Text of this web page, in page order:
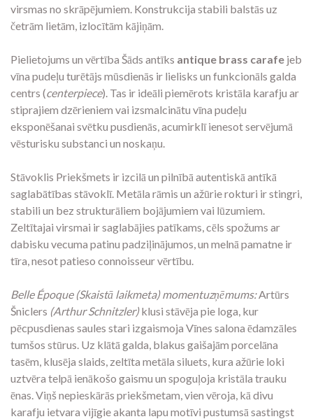
virsmas no skrāpējumiem. Konstrukcija stabili balstās uz
četrām lietām, izlocītām kājiņām.
Pielietojums un vērtība Šāds antīks antique brass carafe jeb
vīna pudeļu turētājs mūsdienās ir lielisks un funkcionāls galda
centrs (centerpiece). Tas ir ideāli piemērots kristāla karafju ar
stiprajiem dzērieniem vai izsmalcinātu vīna pudeļu
eksponēšanai svētku pusdienās, acumirklī ienesot servējumā
vēsturisku substanci un noskaņu.
Stāvoklis Priekšmets ir izcilā un pilnībā autentiskā antīkā
saglabātības stāvoklī. Metāla rāmis un ažūrie rokturi ir stingri,
stabili un bez strukturāliem bojājumiem vai lūzumiem.
Zeltītajai virsmai ir saglabājies patīkams, cēls spožums ar
dabisku vecuma patinu padziļinājumos, un melnā pamatne ir
tīra, nesot patieso connoisseur vērtību.
Belle Époque (Skaistā laikmeta) momentuzņēmums:Artūrs
Šniclers (Arthur Schnitzler)klusi stāvēja pie loga, kur
pēcpusdienas saules stari izgaismoja Vīnes salona ēdamzāles
tumšos stūrus. Uz klātā galda, blakus gaišajām porcelāna
tasēm, klusēja slaids, zeltīta metāla siluets, kura ažūrie loki
uztvēra telpā ienākošo gaismu un spoguļoja kristāla trauku
ēnas. Viņš nepieskārās priekšmetam, vien vēroja, kā divu
karafju ietvara vijīgie akanta lapu motīvi pustumsā sastingst